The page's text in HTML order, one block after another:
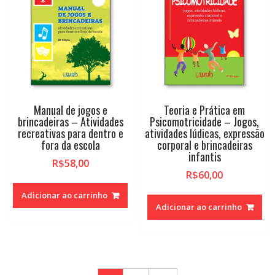
Manual de jogos e
brincadeiras – Atividades
recreativas para dentro e
fora da escola
R$58,00
Adicionar ao carrinho
Teoria e Prática em
Psicomotricidade – Jogos,
atividades lúdicas, expressão
corporal e brincadeiras
infantis
R$60,00
Adicionar ao carrinho